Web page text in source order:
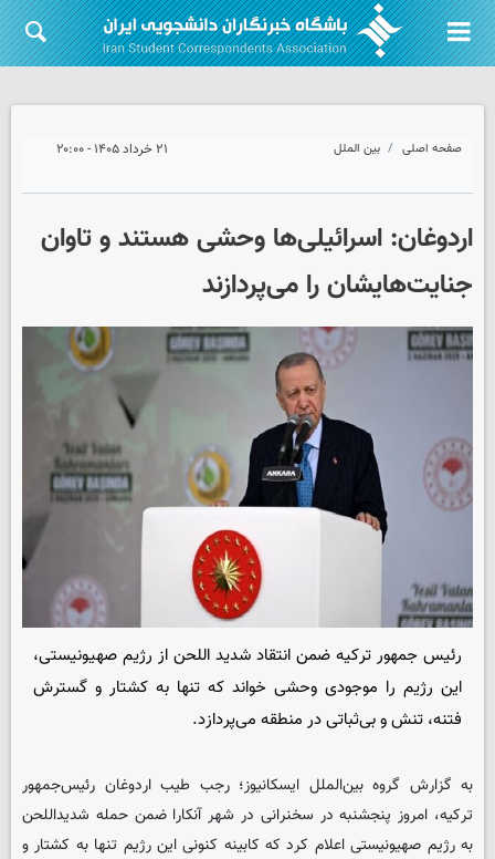
صفحه اصلی بین الملل ۲۱ خرداد ۱۴۰۵ - ۲۰:۰۰
اردوغان: اسرائیلی‌ها وحشی هستند و تاوان
جنایت‌هایشان را می‌پردازند
رئیس جمهور ترکیه ضمن انتقاد شدید اللحن از رژیم صهیونیستی،
این رژیم را موجودی وحشی خواند که تنها به کشتار و گسترش
فتنه، تنش و بی‌ثباتی در منطقه می‌پردازد.
به گزارش گروه بین‌الملل ایسکانیوز؛ رجب طیب اردوغان رئیس‌جمهور
ترکیه، امروز پنجشنبه در سخنرانی در شهر آنکارا ضمن حمله شدیداللحن
به رژیم صهیونیستی اعلام کرد که کابینه کنونی این رژیم تنها به کشتار و